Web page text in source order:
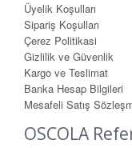
Üyelik Koşulları
Sipariş Koşulları
Çerez Politikasi
Gizlilik ve Güvenlik
Kargo ve Teslimat
Banka Hesap Bilgileri
Mesafeli Satış
OSCOLA